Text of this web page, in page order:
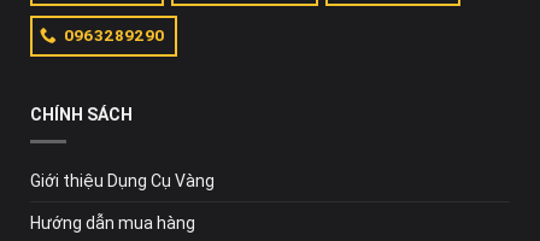
0963289290
CHÍNH SÁCH
Giới thiệu Dụng Cụ Vàng
Hướng dẫn mua hàng